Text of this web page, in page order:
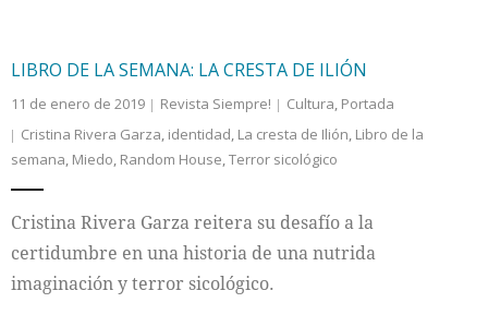
Nacional
Colaboradores
Internacional
LIBRO DE LA SEMANA: LA CRESTA DE ILIÓN
11 de enero de 2019 Revista Siempre! Cultura, Portada
Cristina Rivera Garza, identidad, La cresta de Ilión, Libro de la
semana, Miedo, Random House,Terror sicológico
Cristina Rivera Garza reitera su desafío a la
certidumbre en una historia de una nutrida
imaginación y terror sicológico.